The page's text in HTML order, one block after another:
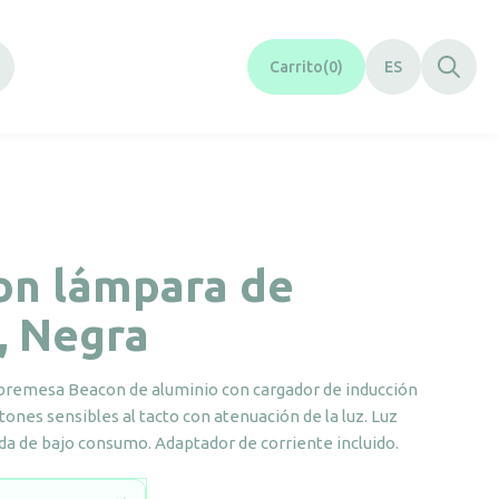
Carrito 0 ES
lámpara de
Negra
Beacon de aluminio con cargador de inducción
sensibles al tacto con atenuación de la luz. Luz
de bajo consumo. Adaptador de corriente incluido.